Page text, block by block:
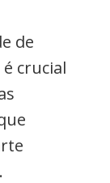
de
crucial